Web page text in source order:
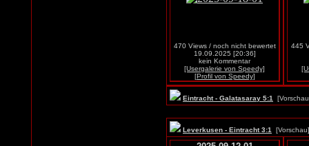
470 Views / noch nicht bewertet
19.09.2025 [20:36]
kein Kommentar
[Usergalerie von Speedy]
[Profil von Speedy]
445
Eintracht - Galatasaray 5:1
Leverkusen - Eintracht 3:1